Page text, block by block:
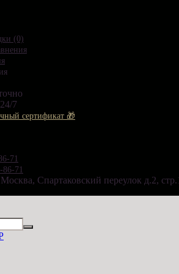
(0)
7
сертификат 🎁
71
86-71
Москва, Спартаковский переулок д.2,